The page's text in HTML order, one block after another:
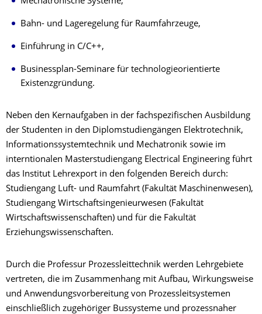
Bahn- und Lageregelung für Raumfahrzeuge,
Einführung in C/C++,
Businessplan-Seminare für technologieorientierte
Existenzgründung.
Neben den Kernaufgaben in der fachspezifischen Ausbildung
der Studenten in den Diplomstudiengängen Elektrotechnik,
Informationssystemtechnik und Mechatronik sowie im
interntionalen Masterstudiengang Electrical Engineering führt
das Institut Lehrexport in den folgenden Bereich durch:
Studiengang Luft- und Raumfahrt (Fakultät Maschinenwesen),
Studiengang Wirtschaftsingenieurwesen (Fakultät
Wirtschaftswissenschaften) und für die Fakultät
Erziehungswissenschaften.
Durch die Professur Prozessleittechnik werden Lehrgebiete
vertreten, die im Zusammenhang mit Aufbau, Wirkungsweise
und Anwendungsvorbereitung von Prozessleitsystemen
einschließlich zugehöriger Bussysteme und prozessnaher